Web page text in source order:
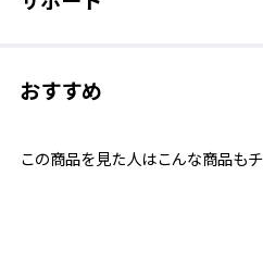
おすすめ
この商品を見た人はこんな商品も